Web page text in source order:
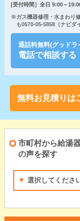
[受付時間］全日 9:00～
※ガス機器修理・水まわり
も0570-05-5858（ナビダ
通話料無料(グッドラ
電話で相談する
無料お見積りは
市町村から給湯
の声を探す